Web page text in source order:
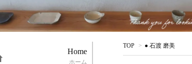
TOP > ● 石渡 磨美
Home
ホーム